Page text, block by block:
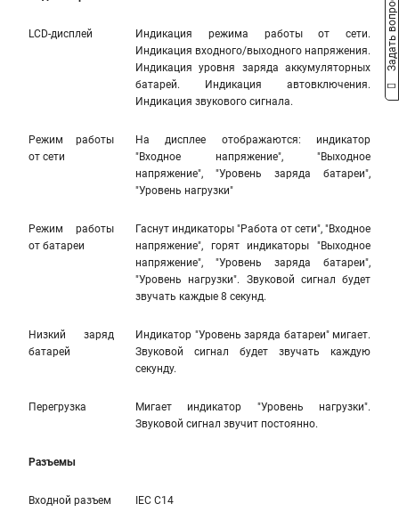
LCD-дисплей
Индикация режима работы от сети.
Индикация входного/выходного напряжения.
Индикация уровня заряда аккумуляторных
батарей. Индикация автовключения.
Индикация звукового сигнала.
Режим работы
от сети
На дисплее отображаются: индикатор
"Входное напряжение", "Выходное
напряжение", "Уровень заряда батареи",
"Уровень нагрузки"
Режим работы
от батареи
Гаснут индикаторы "Работа от сети", "Входное
напряжение", горят индикаторы "Выходное
напряжение", "Уровень заряда батареи",
"Уровень нагрузки". Звуковой сигнал будет
звучать каждые 8 секунд.
Низкий заряд
батарей
Индикатор "Уровень заряда батареи" мигает.
Звуковой сигнал будет звучать каждую
секунду.
Перегрузка
Мигает индикатор "Уровень нагрузки".
Звуковой сигнал звучит постоянно.
Разъемы
Входной разъем IEC C14
Задать вопрос